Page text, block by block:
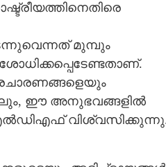
മുമ്പും
ഈ അനുഭവങ്ങളിൽ